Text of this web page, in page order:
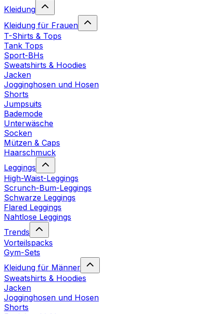
Kleidung
Kleidung für Frauen
T-Shirts & Tops
Tank Tops
Sport-BHs
Sweatshirts & Hoodies
Jacken
Jogginghosen und Hosen
Shorts
Jumpsuits
Bademode
Unterwäsche
Socken
Mützen & Caps
Haarschmuck
Leggings
High-Waist-Leggings
Scrunch-Bum-Leggings
Schwarze Leggings
Flared Leggings
Nahtlose Leggings
Trends
Vorteilspacks
Gym-Sets
Kleidung für Männer
Sweatshirts & Hoodies
Jacken
Jogginghosen und Hosen
Shorts